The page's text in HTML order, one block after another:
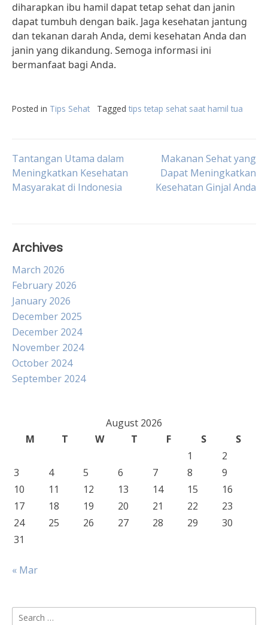
diharapkan ibu hamil dapat tetap sehat dan janin
dapat tumbuh dengan baik. Jaga kesehatan jantung
dan tekanan darah Anda, demi kesehatan Anda dan
janin yang dikandung. Semoga informasi ini
bermanfaat bagi Anda.
Posted in Tips Sehat Tagged tips tetap sehat saat hamil tua
Post
navigation
Tantangan Utama dalam
Meningkatkan Kesehatan
Masyarakat di Indonesia
Makanan Sehat yang
Dapat Meningkatkan
Kesehatan Ginjal Anda
Archives
March 2026
February 2026
January 2026
December 2025
December 2024
November 2024
October 2024
September 2024
August 2026
M
T W T F S
S
1
2
3
4 5 6 7 8
9
10
11 12 13 14 15
16
17
18 19 20 21 22
23
24
25 26 27 28 29
30
31
« Mar
Search